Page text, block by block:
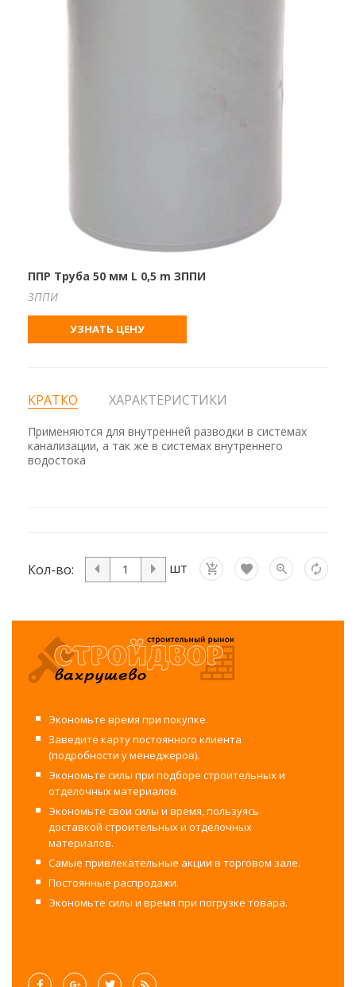
ППР Труба 50 мм L 0,5 m ЗППИ
ЗППИ
УЗНАТЬ ЦЕНУ
КРАТКО ХАРАКТЕРИСТИКИ
Применяются для внутренней разводки в системах
канализации, а так же в системах внутреннего
водостока
Кол-во: шт
Экономьте время при покупке.
Заведите карту постоянного клиента
(подробности у менеджеров).
Экономьте силы при подборе строительных и
отделочных материалов.
Экономьте свои силы и время, пользуясь
доставкой строительных и отделочных
материалов.
Самые привлекательные акции в торговом зале.
Постоянные распродажи.
Экономьте силы и время при погрузке товара.